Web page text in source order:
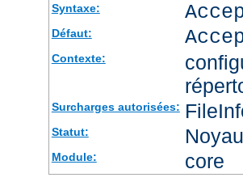
Syntaxe:
Défaut:
Contexte:
Surcharges autorisées:
Statut:
Module: core